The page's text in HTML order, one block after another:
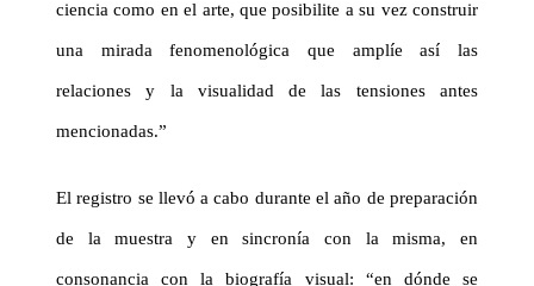
ciencia como en el arte, que posibilite a su vez construir
una mirada fenomenológica que amplíe así las
relaciones y la visualidad de las tensiones antes
mencionadas.”
El registro se llevó a cabo durante el año de preparación
de la muestra y en sincronía con la misma, en
consonancia con la biografía visual: “en dónde se